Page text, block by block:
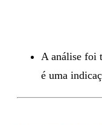
A análise foi
é uma